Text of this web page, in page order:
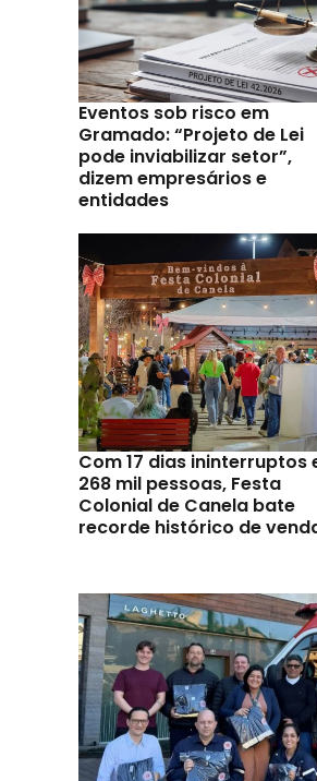
Eventos sob risco em
Gramado: “Projeto de Lei
pode inviabilizar setor”,
dizem empresários e
entidades
Com 17 dias ininterruptos
268 mil pessoas, Festa
Colonial de Canela bate
recorde histórico de